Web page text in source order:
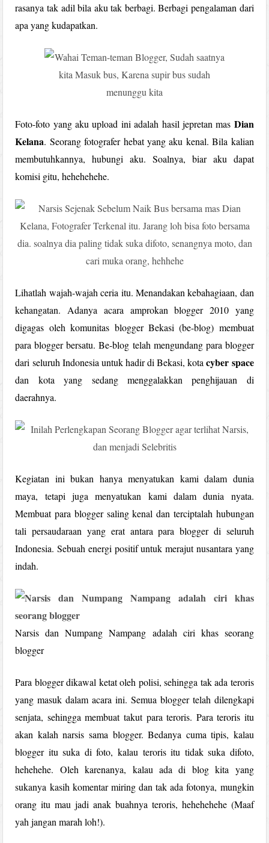
rasanya tak adil bila aku tak berbagi. Berbagi pengalaman dari
apa yang kudapatkan.
Foto-foto yang aku upload ini adalah hasil jepretan mas Dian
Kelana. Seorang fotografer hebat yang aku kenal. Bila kalian
membutuhkannya, hubungi aku. Soalnya, biar aku dapat
komisi gitu, hehehehehe.
Lihatlah wajah-wajah ceria itu. Menandakan kebahagiaan, dan
kehangatan. Adanya acara amprokan blogger 2010 yang
digagas oleh komunitas blogger Bekasi (be-blog) membuat
para blogger bersatu. Be-blog telah mengundang para blogger
dari seluruh Indonesia untuk hadir di Bekasi, kotacyber space
dan kota yang sedang menggalakkan penghijauan di
daerahnya.
Kegiatan ini bukan hanya menyatukan kami dalam dunia
maya, tetapi juga menyatukan kami dalam dunia nyata.
Membuat para blogger saling kenal dan terciptalah hubungan
tali persaudaraan yang erat antara para blogger di seluruh
Indonesia. Sebuah energi positif untuk merajut nusantara yang
indah.
Narsis dan Numpang Nampang adalah ciri khas seorang
blogger
Para blogger dikawal ketat oleh polisi, sehingga tak ada teroris
yang masuk dalam acara ini. Semua blogger telah dilengkapi
senjata, sehingga membuat takut para teroris. Para teroris itu
akan kalah narsis sama blogger. Bedanya cuma tipis, kalau
blogger itu suka di foto, kalau teroris itu tidak suka difoto,
hehehehe. Oleh karenanya, kalau ada di blog kita yang
sukanya kasih komentar miring dan tak ada fotonya, mungkin
orang itu mau jadi anak buahnya teroris, hehehehehe (Maaf
yah jangan marah loh!).